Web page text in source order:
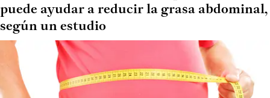
puede ayudar a reducir la grasa abdominal,
según un estudio